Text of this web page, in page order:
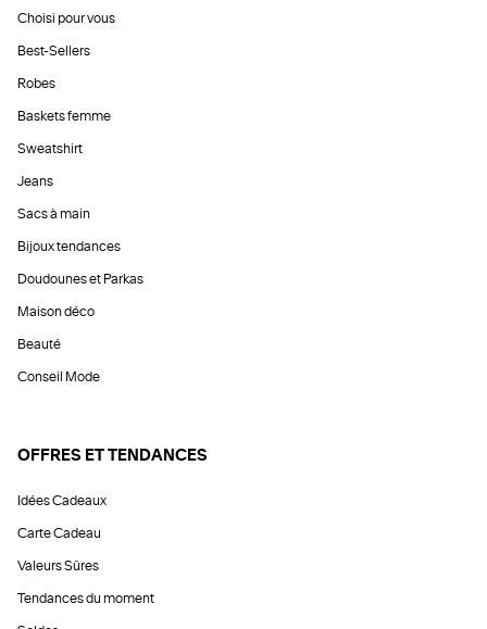
Choisi pour vous
Best-Sellers
Robes
Baskets femme
Sweatshirt
Jeans
Sacs à main
Bijoux tendances
Doudounes et Parkas
Maison déco
Beauté
Conseil Mode
OFFRES ET TENDANCES
Idées Cadeaux
Carte Cadeau
Valeurs Sûres
Tendances du moment